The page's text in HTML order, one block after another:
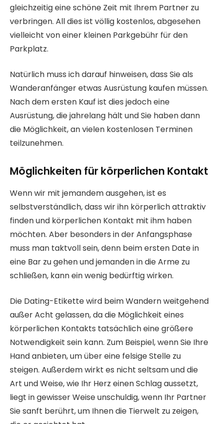
gleichzeitig eine schöne Zeit mit Ihrem Partner zu
verbringen. All dies ist völlig kostenlos, abgesehen
vielleicht von einer kleinen Parkgebühr für den
Parkplatz.
Natürlich muss ich darauf hinweisen, dass Sie als
Wanderanfänger etwas Ausrüstung kaufen müssen.
Nach dem ersten Kauf ist dies jedoch eine
Ausrüstung, die jahrelang hält und Sie haben dann
die Möglichkeit, an vielen kostenlosen Terminen
teilzunehmen.
Möglichkeiten für körperlichen Kontakt
Wenn wir mit jemandem ausgehen, ist es
selbstverständlich, dass wir ihn körperlich attraktiv
finden und körperlichen Kontakt mit ihm haben
möchten. Aber besonders in der Anfangsphase
muss man taktvoll sein, denn beim ersten Date in
eine Bar zu gehen und jemanden in die Arme zu
schließen, kann ein wenig bedürftig wirken.
Die Dating-Etikette wird beim Wandern weitgehend
außer Acht gelassen, da die Möglichkeit eines
körperlichen Kontakts tatsächlich eine größere
Notwendigkeit sein kann. Zum Beispiel, wenn Sie Ihre
Hand anbieten, um über eine felsige Stelle zu
steigen. Außerdem wirkt es nicht seltsam und die
Art und Weise, wie Ihr Herz einen Schlag aussetzt,
liegt in gewisser Weise unschuldig, wenn Ihr Partner
Sie sanft berührt, um Ihnen die Tierwelt zu zeigen,